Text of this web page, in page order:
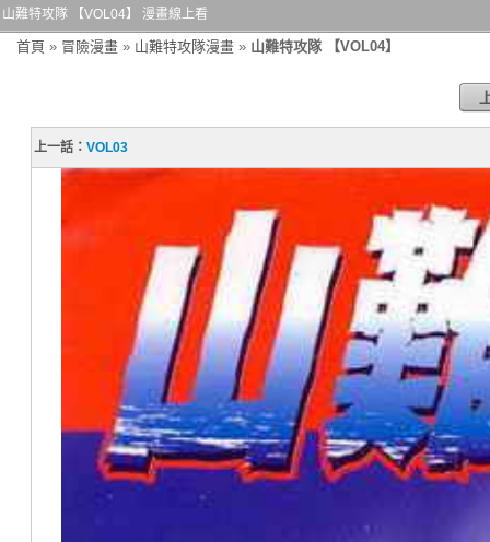
山難特攻隊 【VOL04】 漫畫線上看
首頁 » 冒險漫畫 » 山難特攻隊漫畫 » 山難特攻隊 【VOL04】
上一話：VOL03